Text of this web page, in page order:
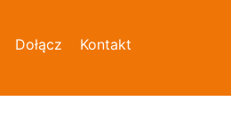
Dołącz Kontakt